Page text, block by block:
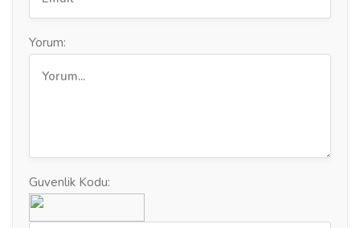
Yorum:
Guvenlik Kodu: